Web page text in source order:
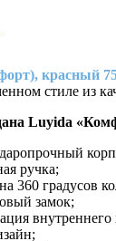
красный
стиле из
Luyida
ручка;
360 градусов
замок;